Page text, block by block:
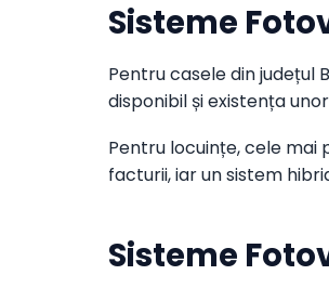
Sisteme
Pentru casele din județul
disponibil și existența
Pentru locuințe, cele mai
facturii, iar un sistem
Sisteme